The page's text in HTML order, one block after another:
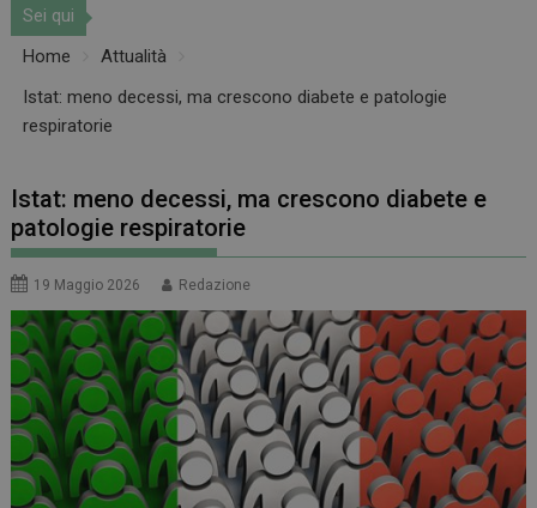
Sei qui
Home
Attualità
Istat: meno decessi, ma crescono diabete e patologie
respiratorie
Istat: meno decessi, ma crescono diabete e
patologie respiratorie
19 Maggio 2026 Redazione